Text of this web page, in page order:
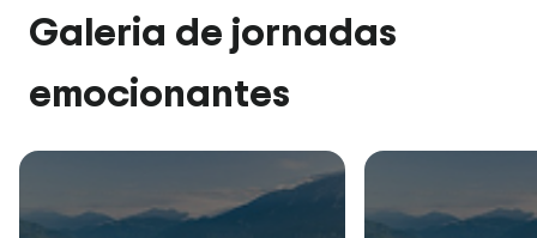
Galeria de jornadas
emocionantes